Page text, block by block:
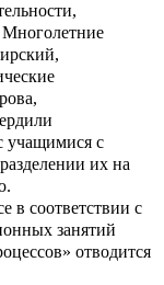
Многолетние
учащимися с
их на
в соответствии с
занятий
отводится